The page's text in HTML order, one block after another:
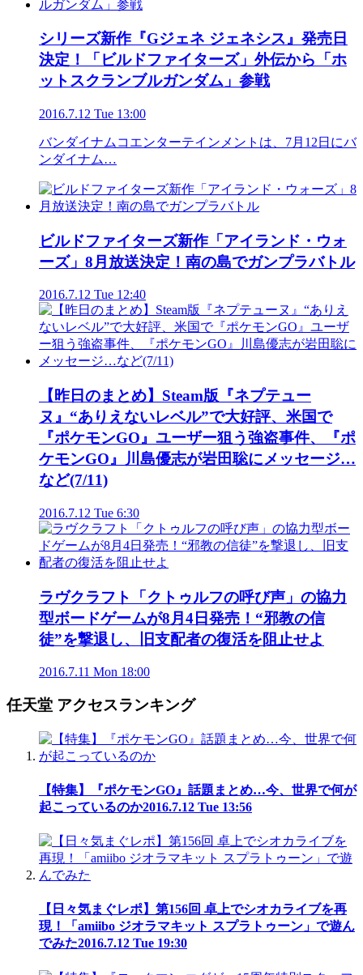
シリーズ新作『Gジェネ ジェネシス』発売日
決定！「ビルドファイターズ」外伝から「ホ
ットスクランブルガンダム」参戦
2016.7.12 Tue 13:00
バンダイナムコエンターテインメントは、7月12日にバ
ンダイナム…
ビルドファイターズ新作「アイランド・ウォ
ーズ」8月放送決定！南の島でガンプラバトル
2016.7.12 Tue 12:40
【昨日のまとめ】Steam版『ネプテュー
ヌ』“ありえないレベル”で大好評、米国で
『ポケモンGO』ユーザー狙う強盗事件、『ポ
ケモンGO』川島優志が岩田聡にメッセージ…
など(7/11)
2016.7.12 Tue 6:30
ラヴクラフト「クトゥルフの呼び声」の協力
型ボードゲームが8月4日発売！“邪教の信
徒”を撃退し、旧支配者の復活を阻止せよ
2016.7.11 Mon 18:00
任天堂 アクセスランキング
【特集】『ポケモンGO』話題まとめ…今、世界で何が
起こっているのか2016.7.12 Tue 13:56
【日々気まぐレポ】第156回 卓上でシオカライブを再
現！「amiibo ジオラマキット スプラトゥーン」で遊ん
でみた2016.7.12 Tue 19:30